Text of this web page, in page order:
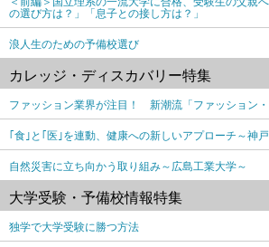
の選び方は？」「息子との接し方は？」
浪人生のための予備校選び
カレッジ・ディスカバリー特集
ファッション業界が注目！ 新潮流「ファッション
｢食｣と｢医｣を連動、健康への新しいアプローチ～神
自然災害に立ち向かう取り組み～広島工業大学～
大学受験・予備校情報特集
独学で大学受験に勝つ方法